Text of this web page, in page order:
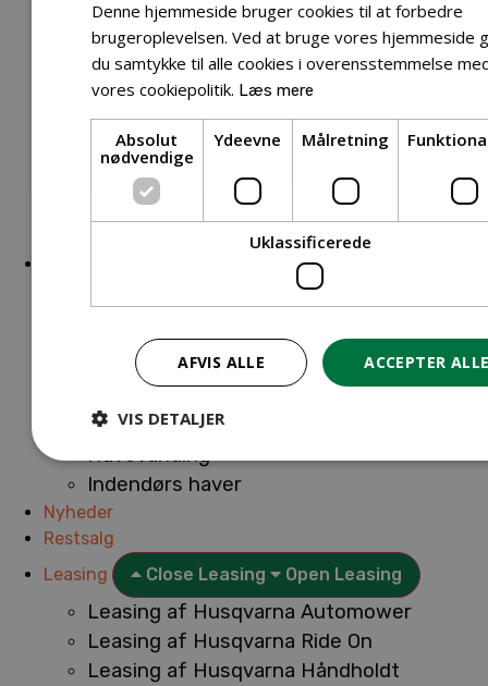
Reservedele Løvblæsere
Reservedele Motorsave
Reservedele Plæneklippere
Reservedele Robotplæneklippere
Reservedele Hækkeklippere
Reservedele Ride-on
Reservedele Skæremaskiner
Reservedele Trimmere
Havedekoration
Havevanding
Havedekoration
Havevanding
Indendørs haver
Nyheder
Restsalg
Leasing
Close Leasing Open Leasing
Leasing af Husqvarna Automower
Leasing af Husqvarna Ride On
Leasing af Husqvarna Håndholdt
Denne hjemmeside bruger cookies til at forbedre
brugeroplevelsen. Ved at bruge vores hjemmeside
du samtykke til alle cookies i overensstemmelse
vores cookiepolitik. Læs mere
Absolut
nødvendige
Ydeevne Målretning
Uklassificerede
ACCEPTER
AFVIS ALLE
VIS DETALJER